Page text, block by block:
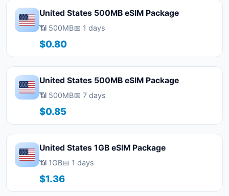
United States 500MB eSIM Package
📶 500MB📅 1 days
$0.80
United States 500MB eSIM Package
📶 500MB📅 7 days
$0.85
United States 1GB eSIM Package
📶 1GB📅 1 days
$1.36